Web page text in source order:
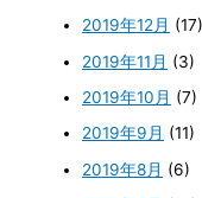
2019年12月 (17)
2019年11月 (3)
2019年10月 (7)
2019年9月 (11)
2019年8月 (6)